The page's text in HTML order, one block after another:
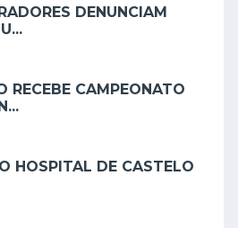
DENUNCIAM
RECEBE CAMPEONATO
HOSPITAL DE CASTELO